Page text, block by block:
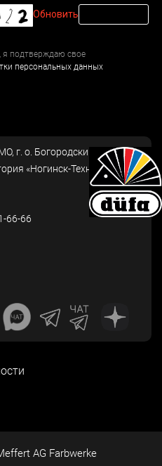
Обновить
я подтверждаю свое
персональных данных
г. о. Богородский, г.
«Ногинск-Технопарк»,
66-66
AG Farbwerke